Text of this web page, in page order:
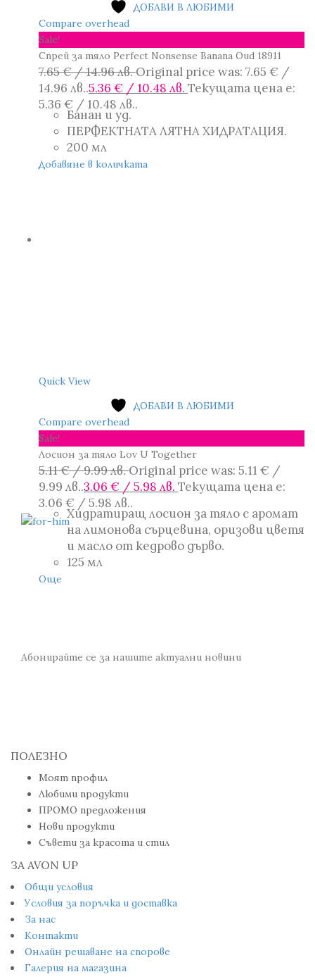
ДОБАВИ В ЛЮБИМИ
Compare overhead
Sale!
Спрей за тяло Perfect Nonsense Banana Oud 18911
7.65€/ 14.96 лв.Original price was: 7.65 € /
14.96 лв..5.36 € / 10.48 лв. Текущата цена е:
5.36 € / 10.48 лв..
Банан и уд.
ПЕРФЕКТНАТА ЛЯТНА ХИДРАТАЦИЯ.
200 мл
Добавяне в количката
Quick View
ДОБАВИ В ЛЮБИМИ
Compare overhead
Sale!
Лосион за тяло Lov U Together
5.11€/ 9.99 лв.Original price was: 5.11 € /
9.99 лв..3.06 € / 5.98 лв. Текущата цена е:
3.06 € / 5.98 лв..
Хидратиращ лосион за тяло с аромат
на лимонова сърцевина, оризови цветя
и масло от кедрово дърво.
125 мл
Още
Абонирайте се за нашите актуални новини
ПОЛЕЗНО
Моят профил
Любими продукти
ПРОМО предложения
Нови продукти
Съвети за красота и стил
ЗА AVON UP
Общи условия
Условия за поръчка и доставка
За нас
Контакти
Онлайн решаване на спорове
Галерия на магазина